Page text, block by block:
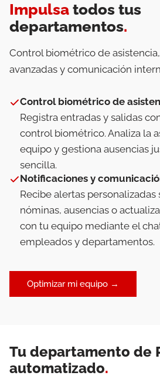
Impulsa todos tus
departamentos.
Control biométrico de
avanzadas y comunicación
Control biométrico de
Registra entradas y salidas
control biométrico. Analiza la
equipo y gestiona ausencias
sencilla.
Notificaciones y
Recibe alertas personalizadas
nóminas, ausencias o
con tu equipo mediante el
empleados y departamentos.
Optimizar mi equipo →
Tu departamento de
automatizado.